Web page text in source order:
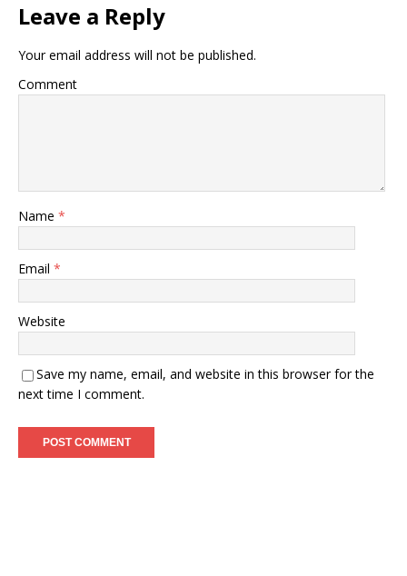
Leave a Reply
Your email address will not be published.
Comment
Name *
Email *
Website
Save my name, email, and website in this browser for the
next time I comment.